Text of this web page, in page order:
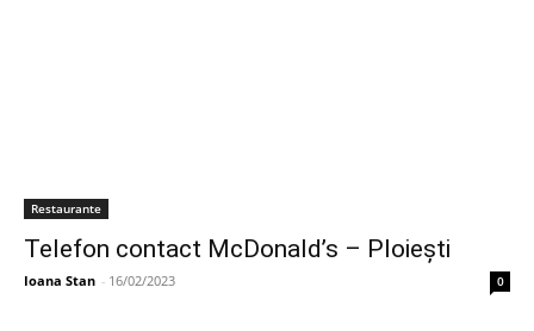
Restaurante
Telefon contact McDonald’s – Ploiești
Ioana Stan - 16/02/2023 0